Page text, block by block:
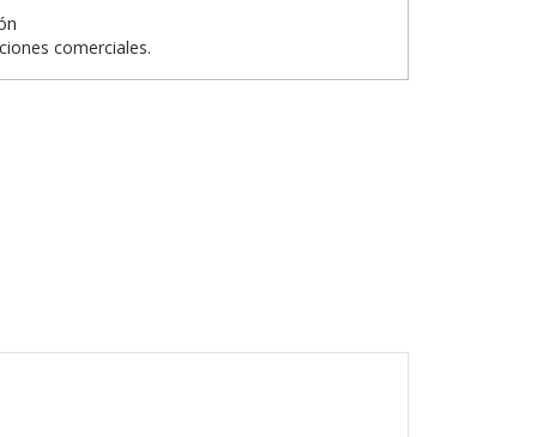
comerciales.